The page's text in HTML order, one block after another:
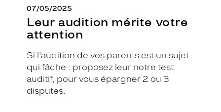
07/05/2025
Leur audition mérite votre
attention
Si l'audition de vos parents est un sujet
qui fâche : proposez leur notre test
auditif, pour vous épargner 2 ou 3
disputes.